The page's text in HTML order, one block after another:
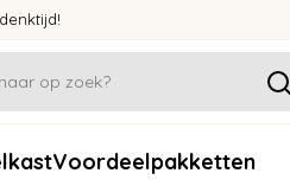
Voordeelpakketten